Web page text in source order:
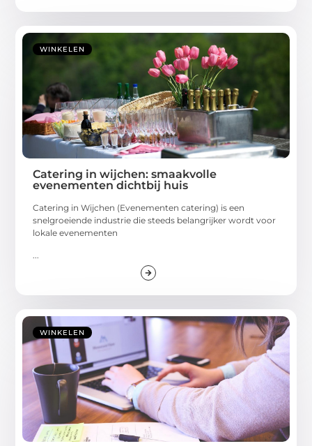
WINKELEN
Catering in wijchen: smaakvolle
evenementen dichtbij huis
Catering in Wijchen (Evenementen catering) is een
snelgroeiende industrie die steeds belangrijker wordt voor
lokale evenementen
WINKELEN